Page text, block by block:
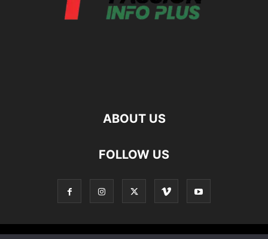
ABOUT US
FOLLOW US